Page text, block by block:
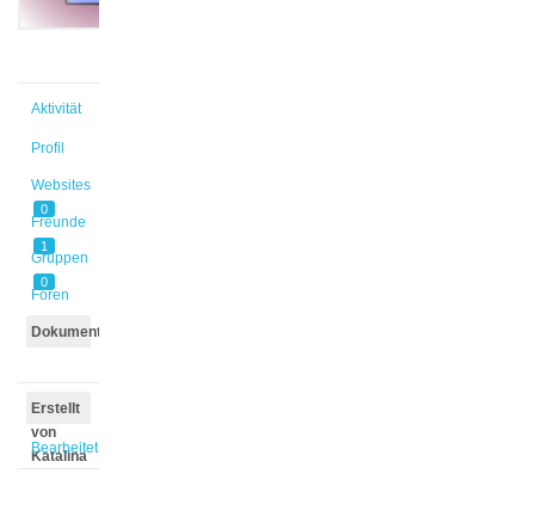
Aktivität
Profil
Websites
0
Freunde
1
Gruppen
0
Foren
Dokumente
Erstellt
von
Katalina
Bearbeitet